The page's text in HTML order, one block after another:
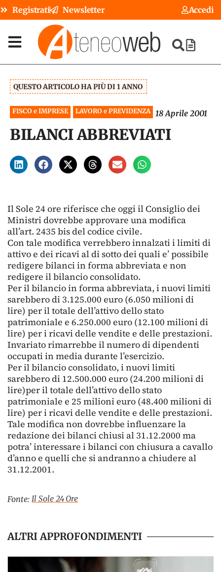
Registrati Newsletter Accedi
QUESTO ARTICOLO HA PIÙ DI 1 ANNO
FISCO e IMPRESE LAVORO e PREVIDENZA 18 Aprile 2001
BILANCI ABBREVIATI
Il Sole 24 ore riferisce che oggi il Consiglio dei
Ministri dovrebbe approvare una modifica
all’art. 2435 bis del codice civile.
Con tale modifica verrebbero innalzati i limiti di
attivo e dei ricavi al di sotto dei quali e’ possibile
redigere bilanci in forma abbreviata e non
redigere il bilancio consolidato.
Per il bilancio in forma abbreviata, i nuovi limiti
sarebbero di 3.125.000 euro (6.050 milioni di
lire) per il totale dell’attivo dello stato
patrimoniale e 6.250.000 euro (12.100 milioni di
lire) per i ricavi delle vendite e delle prestazioni.
Invariato rimarrebbe il numero di dipendenti
occupati in media durante l’esercizio.
Per il bilancio consolidato, i nuovi limiti
sarebbero di 12.500.000 euro (24.200 milioni di
lire)per il totale dell’attivo dello stato
patrimoniale e 25 milioni euro (48.400 milioni di
lire) per i ricavi delle vendite e delle prestazioni.
Tale modifica non dovrebbe influenzare la
redazione dei bilanci chiusi al 31.12.2000 ma
potra’ interessare i bilanci con chiusura a cavallo
d’anno e quelli che si andranno a chiudere al
31.12.2001.
Fonte: Il Sole 24 Ore
ALTRI APPROFONDIMENTI